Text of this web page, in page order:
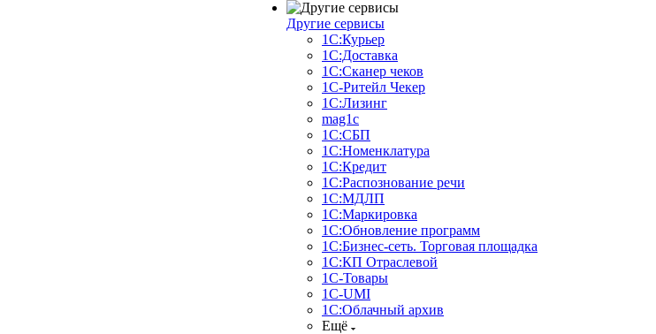
Другие сервисы
1С:Курьер
1С:Доставка
1С:Сканер чеков
1С-Ритейл Чекер
1С:Лизинг
mag1c
1С:СБП
1С:Номенклатура
1C:Кредит
1С:Распознование речи
1С:МДЛП
1С:Маркировка
1С:Обновление программ
1С:Бизнес-сеть. Торговая площадка
1С:КП Отраслевой
1С-Товары
1С-UMI
1С:Облачный архив
Ещё